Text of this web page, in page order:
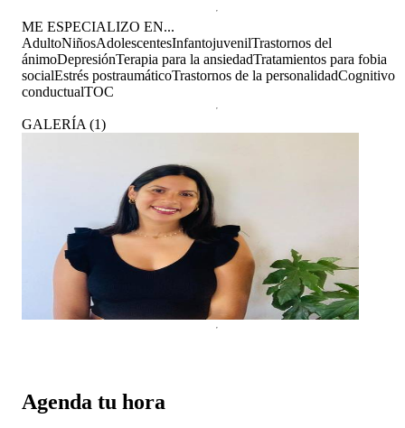
Agenda tu hora
ME ESPECIALIZO EN...
AdultoNiñosAdolescentesInfantojuvenilTrastornos del
ánimoDepresiónTerapia para la ansiedadTratamientos para fobia
socialEstrés postraumáticoTrastornos de la personalidadCognitivo
conductualTOC
GALERÍA (1)